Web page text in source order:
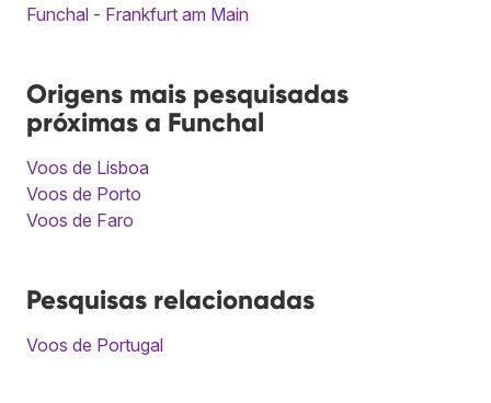
Funchal - Frankfurt am Main
Origens mais pesquisadas
próximas a Funchal
Voos de Lisboa
Voos de Porto
Voos de Faro
Pesquisas relacionadas
Voos de Portugal